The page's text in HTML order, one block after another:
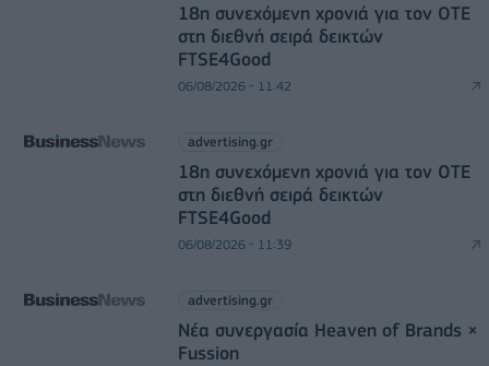
18η συνεχόμενη χρονιά για τον ΟΤΕ
στη διεθνή σειρά δεικτών
FTSE4Good
06/08/2026 - 11:42
advertising.gr
18η συνεχόμενη χρονιά για τον ΟΤΕ
στη διεθνή σειρά δεικτών
FTSE4Good
06/08/2026 - 11:39
advertising.gr
Νέα συνεργασία Heaven of Brands ×
Fussion